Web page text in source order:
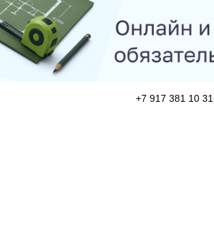
+7 917 381 10 31